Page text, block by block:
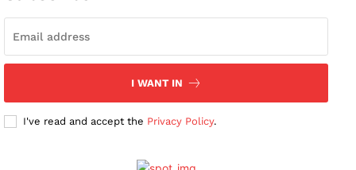
I WANT IN
I've read and accept the Privacy Policy.